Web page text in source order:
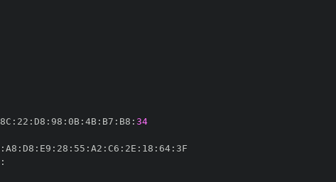
8C : 22 : D8 : 98 : 0B: 4B: B7 : B8 : 34
: A8 : D8 : E9 : 28 : 55 : A2 : C6 : 2E : 18 : 64:
: